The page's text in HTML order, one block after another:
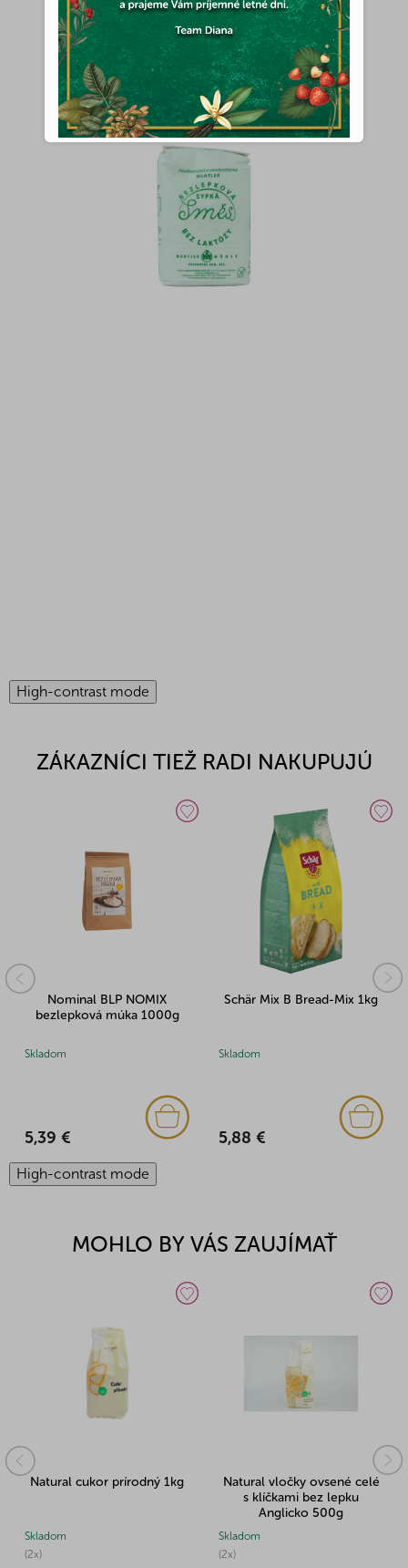
High-contrast mode
ZÁKAZNÍCI TIEŽ RADI NAKUPUJÚ
Nominal BLP NOMIX
bezlepková múka 1000g
Skladom
5,39 €
Schär Mix B Bread-Mix 1kg
Skladom
5,88 €
High-contrast mode
MOHLO BY VÁS ZAUJÍMAŤ
Natural cukor prírodný 1kg
(2x)
Skladom
Natural vločky ovsené celé
s klíčkami bez lepku
Anglicko 500g
(2x)
Skladom